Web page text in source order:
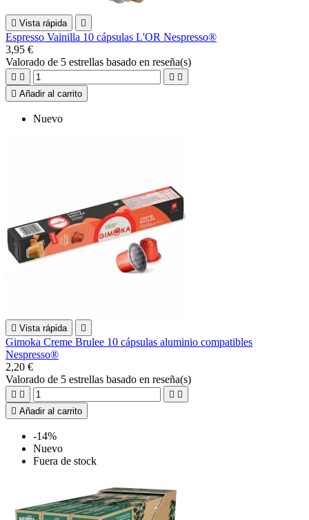
 Vista rápida 
Espresso Vainilla 10 cápsulas L'OR Nespresso®
3,95 €
Valorado de 5 estrellas basado en reseña(s)
   
 Añadir al carrito
Nuevo
 Vista rápida 
Gimoka Creme Brulee 10 cápsulas aluminio compatibles
Nespresso®
2,20 €
Valorado de 5 estrellas basado en reseña(s)
   
 Añadir al carrito
-14%
Nuevo
Fuera de stock